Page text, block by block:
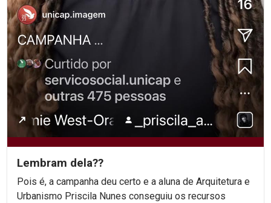
Lembram dela??
Pois é, a campanha deu certo e a aluna de Arquitetura e
Urbanismo Priscila Nunes conseguiu os recursos